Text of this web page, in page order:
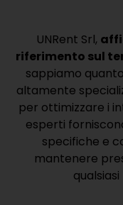
UNRent Srl,
riferimento sul
sappiamo
altamente
per ottimizzare i
esperti
specifiche e
mantenere